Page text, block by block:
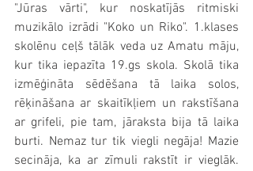
"Jūras vārti", kur noskatījās ritmiski
muzikālo izrādi "Koko un Riko". 1.klases
skolēnu ceļš tālāk veda uz Amatu māju,
kur tika iepazīta 19.gs skola. Skolā tika
izmēģināta sēdēšana tā laika solos,
rēķināšana ar skaitīkļiem un rakstīšana
ar grifeli, pie tam, jāraksta bija tā laika
burti. Nemaz tur tik viegli negāja! Mazie
secināja, ka ar zīmuli rakstīt ir vieglāk.